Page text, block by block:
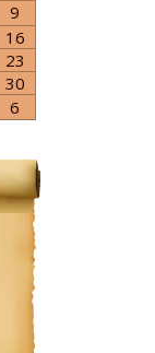
9
16
23
30
6